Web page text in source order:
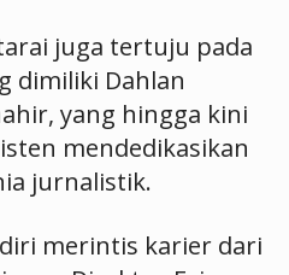
juga tertuju pada
dimiliki Dahlan
yang hingga kini
mendedikasikan
jurnalistik.
merintis karier dari